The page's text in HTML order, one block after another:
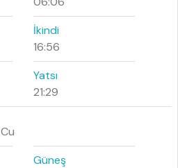
İkindi
16:56
Yatsı
21:29
Güneş